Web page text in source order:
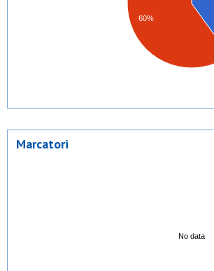
60%
No data
Marcatori